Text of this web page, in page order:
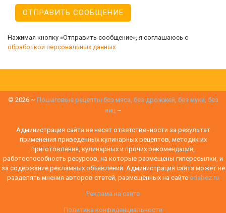
Нажимая кнопку «Отправить сообщение», я соглашаюсь с
обработкой персональных данных
© 2026~ Пошаговые рецепты без мяса, без дрожжей, без муки, без
яиц ~
Администрация сайта не несет ответственности за результат
применения приведенных кулинарных рецептов, методик их
приготовления, кулинарных и прочих рекомендаций,
работоспособность ресурсов, на которые размещены гиперссылки, и
за содержание рекламных объявлений. Администрация сайта может не
разделять мнения авторов статей, размещённых на сайте edabez.ru
Реклама на сайте
Политика конфиденциальности